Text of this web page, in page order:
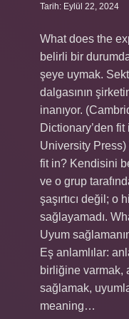
Tarih: Eylül 22, 2024
What does the
belirli bir
şeye uymak.
dalgasının
inanıyor.
Dictionary’den fit
University
fit in? Kendisini
ve o grup
şaşırtıcı değil; o
sağlayamadı.
Uyum
Eş anlamlılar:
birliğine varmak,
sağlamak,
meaning…